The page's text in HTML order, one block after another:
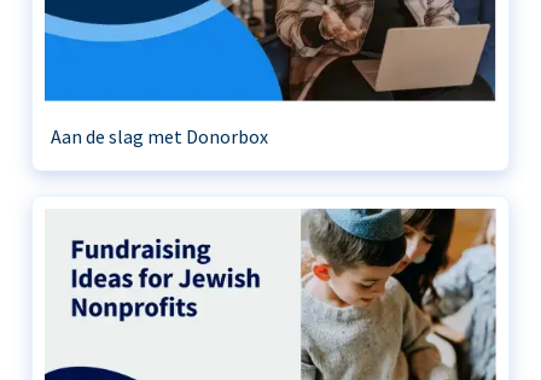
Aan de slag met Donorbox